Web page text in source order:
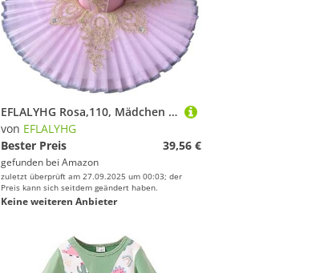
EFLALYHG Rosa,110, Mädchen Professionelle Ballett Tutu Kinder Schwanensee Pfannkuchen Tutu Ballerina Party Dance Kostüm Ballett Kleid
von EFLALYHG
Bester Preis
39,56 €
gefunden bei Amazon
zuletzt überprüft am 27.09.2025 um 00:03; der
Preis kann sich seitdem geändert haben.
Keine weiteren Anbieter